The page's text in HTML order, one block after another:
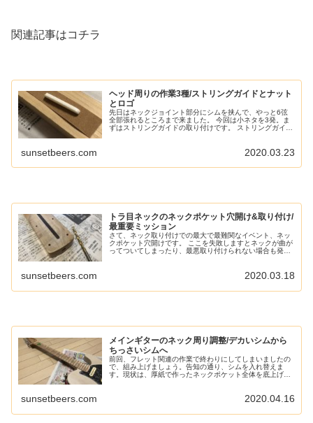
関連記事はコチラ
ヘッド周りの作業3種/ストリングガイドとナット
とロゴ
先日はネックジョイント部分にシムを挟んで、やっと6弦
全部張れるところまで来ました。 今回は小ネタを3発。ま
ずはストリングガイドの取り付けです。 ストリングガイド
sunsetbeers.com 2020.03.23
トラ目ネックのネックポケット穴開け&取り付け/
最重要ミッション
さて、ネック取り付けでの最大で最難関なイベント、ネッ
クポケット穴開けです。 ここを失敗しますとネックが曲が
ってついてしまったり、最悪取り付けられない場合も発生
sunsetbeers.com 2020.03.18
メインギターのネック周り調整/デカいシムから
ちっさいシムへ
前回、フレット関連の作業で終わりにしてしまいましたの
で、組み上げましょう。告知の通り、シムを入れ替えま
す。現状は、厚紙で作ったネックポケット全体を底上げす
sunsetbeers.com 2020.04.16